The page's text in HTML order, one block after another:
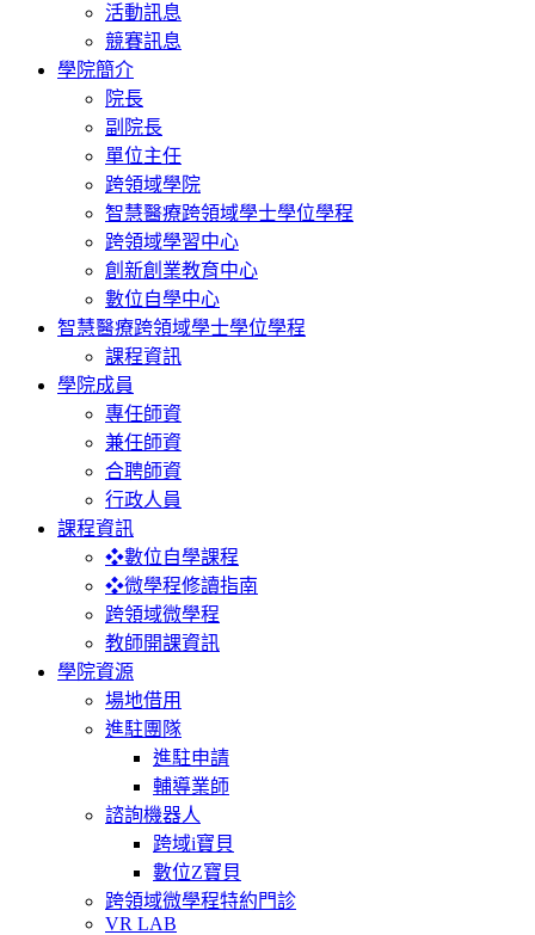
活動訊息
競賽訊息
學院簡介
院長
副院長
單位主任
跨領域學院
智慧醫療跨領域學士學位學程
跨領域學習中心
創新創業教育中心
數位自學中心
智慧醫療跨領域學士學位學程
課程資訊
學院成員
專任師資
兼任師資
合聘師資
行政人員
課程資訊
❖數位自學課程
❖微學程修讀指南
跨領域微學程
教師開課資訊
學院資源
場地借用
進駐團隊
進駐申請
輔導業師
諮詢機器人
跨域i寶貝
數位Z寶貝
跨領域微學程特約門診
VR LAB